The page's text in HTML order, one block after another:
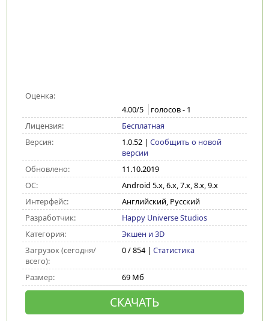
Оценка:
4.00/5 голосов - 1
Лицензия:
Бесплатная
Версия:
1.0.52| Сообщить о новой
версии
Обновлено:
11.10.2019
ОС:
Android 5.x, 6.x, 7.x, 8.x, 9.x
Интерфейс:
Английский, Русский
Разработчик:
Happy Universe Studios
Категория:
Экшен и 3D
Загрузок (сегодня/
всего):
0 / 854 | Статистика
Размер: 69 Мб
СКАЧАТЬ